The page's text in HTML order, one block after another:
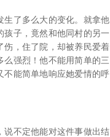
生了多么大的变化。就拿他
孩子，竟然和他同村的另一
，住了院，却被养民爱着
强烈！他不能用简单的三
能简单地响应她爱情的呼
说不定他能对这件事做出结